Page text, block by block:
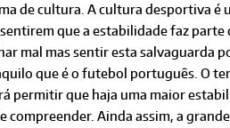
de cultura. A cultura desportiva
que a estabilidade faz
mal mas sentir esta salvaguarda
que é o futebol português. O
permitir que haja uma maior
compreender. Ainda assim, a